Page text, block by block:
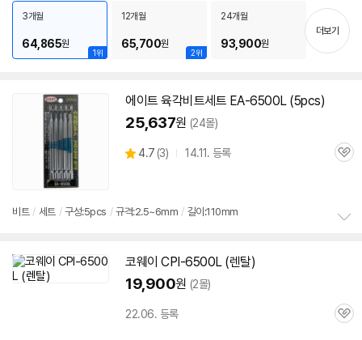
펼
치
1위
3개월
64,865원
2위
12개월
65,700원
24개월
93,900원
더보기
에이트 육각비트세트 EA-6500L(5pcs)
25,637원 (24몰)
별
4.7 (상
뷰
3) 14.11. 등록
관
비트 / 세트 / 구성:5pcs / 규격:2.5~6mm / 길이:110mm
코웨이 CPI-6500L(렌탈)
19,900원 (2몰)
22.06. 등록
관
세부정보 열기/접기